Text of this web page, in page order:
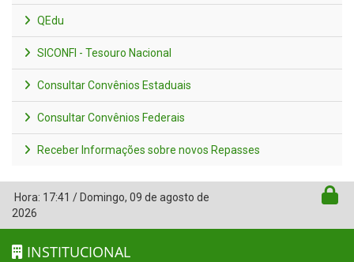
QEdu
SICONFI - Tesouro Nacional
Consultar Convênios Estaduais
Consultar Convênios Federais
Receber Informações sobre novos Repasses
Hora: 17:41 / Domingo, 09 de agosto de
2026
INSTITUCIONAL